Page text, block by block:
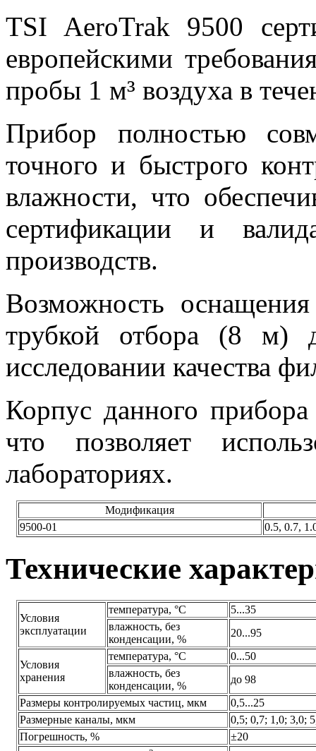
TSI AeroTrak 9500
европейскими
пробы 1 м³ воздуха в
Прибор полностью
точного и быстрого
влажности, что
сертификации и
производств.
Возможность
трубкой отбора (8 м)
исследовании качества
Корпус данного
что позволяет
лабораториях.
Модификация
9500-01
0.5, 0.7,
Технические
Условия
эксплуатации
температура, °C
5...35
влажность, без
конденсации, %
20...95
Условия
хранения
температура, °C
0...50
влажность, без
конденсации, %
до 98
Размеры контролируемых частиц, мкм
0,5...25
Размерные каналы, мкм
0,5; 0,7; 1,0; 3,0;
Погрешность, %
±20